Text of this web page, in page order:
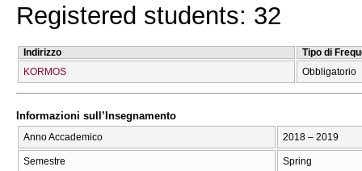
Registered students: 32
Indirizzo
Tipo di
KORMOS
Obbligatorio
Informazioni sull’Insegnamento
Anno Accademico 2018 – 2019
Semestre Spring